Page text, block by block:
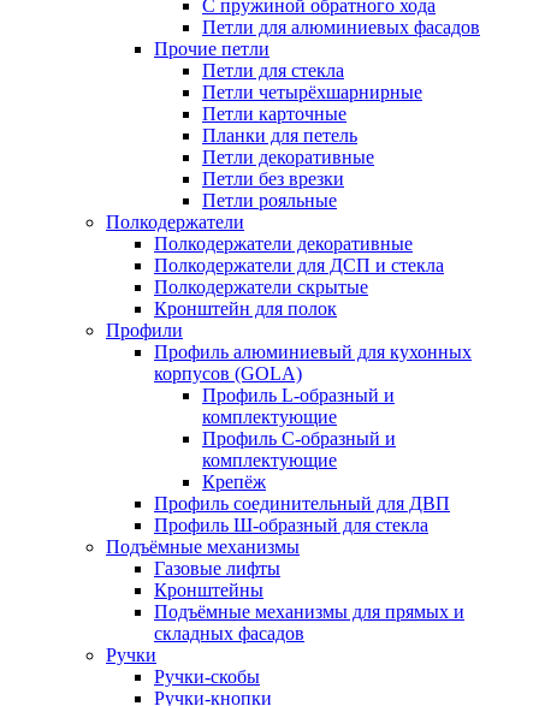
С пружиной обратного хода
Петли для алюминиевых фасадов
Прочие петли
Петли для стекла
Петли четырёхшарнирные
Петли карточные
Планки для петель
Петли декоративные
Петли без врезки
Петли рояльные
Полкодержатели
Полкодержатели декоративные
Полкодержатели для ДСП и стекла
Полкодержатели скрытые
Кронштейн для полок
Профили
Профиль алюминиевый для кухонных
корпусов (GOLA)
Профиль L-образный и
комплектующие
Профиль C-образный и
комплектующие
Крепёж
Профиль соединительный для ДВП
Профиль Ш-образный для стекла
Подъёмные механизмы
Газовые лифты
Кронштейны
Подъёмные механизмы для прямых и
складных фасадов
Ручки
Ручки-скобы
Ручки-кнопки